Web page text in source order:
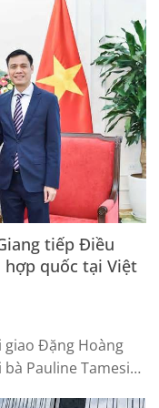
tiếp đầu tiên
tiếp Điều
quốc tại Việt
giao Đặng Hoàng
Pauline Tamesis,